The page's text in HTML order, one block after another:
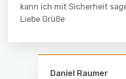
kann ich mit Sicherheit
Liebe Grüße
Daniel Raumer